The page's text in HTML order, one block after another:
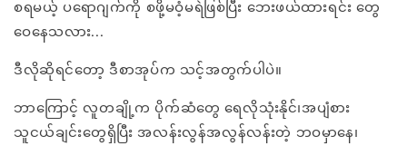
စရမယ့် ပရောဂျက်ကို စဖို့မဝံ့မရဲဖြစ်ပြီး ဘေးဖယ်ထားရင်း တွေ
ဝေနေသလား...
ဒီလိုဆိုရင်တော့ ဒီစာအုပ်က သင့်အတွက်ပါပဲ။
ဘာကြောင့် လူတချို့က ပိုက်ဆံတွေ ရေလိုသုံးနိုင်၊အပျံစား
သူငယ်ချင်းတွေရှိပြီး အလန်းလွန်အလွန်လန်းတဲ့ ဘဝမှာနေ၊